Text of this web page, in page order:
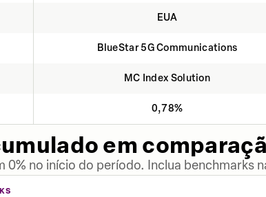
EUA
BlueStar 5G Communications
MC Index Solution
0,78%
em
0% no início do período. Inclua benchmarks